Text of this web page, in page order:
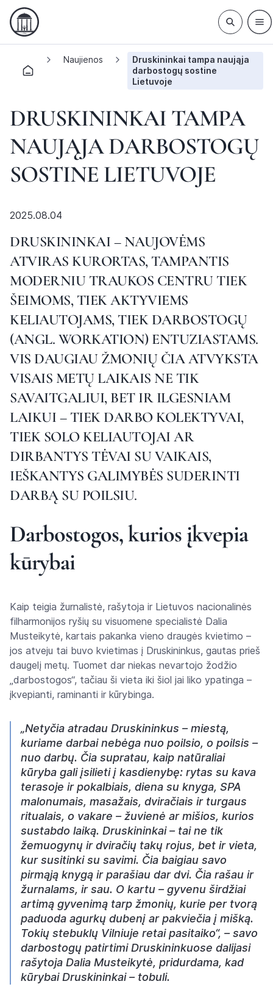
Naujienos
Druskininkai tampa naująja
darbostogų sostine
Lietuvoje
DRUSKININKAI TAMPA
NAUJĄJA DARBOSTOGŲ
SOSTINE LIETUVOJE
2025.08.04
DRUSKININKAI – NAUJOVĖMS
ATVIRAS KURORTAS, TAMPANTIS
MODERNIU TRAUKOS CENTRU TIEK
ŠEIMOMS, TIEK AKTYVIEMS
KELIAUTOJAMS, TIEK DARBOSTOGŲ
(ANGL. WORKATION) ENTUZIASTAMS.
VIS DAUGIAU ŽMONIŲ ČIA ATVYKSTA
VISAIS METŲ LAIKAIS NE TIK
SAVAITGALIUI, BET IR ILGESNIAM
LAIKUI – TIEK DARBO KOLEKTYVAI,
TIEK SOLO KELIAUTOJAI AR
DIRBANTYS TĖVAI SU VAIKAIS,
IEŠKANTYS GALIMYBĖS SUDERINTI
DARBĄ SU POILSIU.
Darbostogos, kurios įkvepia
kūrybai
Kaip teigia žurnalistė, rašytoja ir Lietuvos nacionalinės
filharmonijos ryšių su visuomene specialistė Dalia
Musteikytė, kartais pakanka vieno draugės kvietimo –
jos atveju tai buvo kvietimas į Druskininkus, gautas prieš
daugelį metų. Tuomet dar niekas nevartojo žodžio
„darbostogos“, tačiau ši vieta iki šiol jai liko ypatinga –
įkvepianti, raminanti ir kūrybinga.
„Netyčia atradau Druskininkus – miestą,
kuriame darbai nebėga nuo poilsio, o poilsis –
nuo darbų. Čia supratau, kaip natūraliai
kūryba gali įsilieti į kasdienybę: rytas su kava
terasoje ir pokalbiais, diena su knyga, SPA
malonumais, masažais, dviračiais ir turgaus
ritualais, o vakare – žuvienė ar mišios, kurios
sustabdo laiką. Druskininkai – tai ne tik
žemuogynų ir dviračių takų rojus, bet ir vieta,
kur susitinki su savimi. Čia baigiau savo
pirmąją knygą ir parašiau dar dvi. Čia rašau ir
žurnalams, ir sau. O kartu – gyvenu širdžiai
artimą gyvenimą tarp žmonių, kurie per tvorą
paduoda agurkų dubenį ar pakviečia į mišką.
Tokių stebuklų Vilniuje retai pasitaiko“, – savo
darbostogų patirtimi Druskininkuose dalijasi
rašytoja Dalia Musteikytė, pridurdama, kad
kūrybai Druskininkai – tobuli.